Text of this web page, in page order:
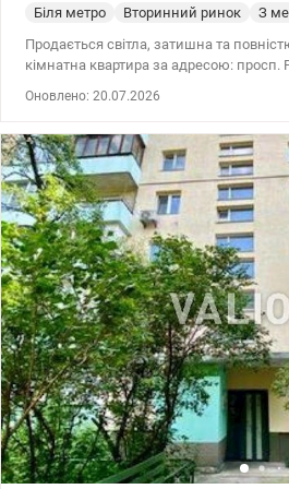
Біля метро Вторинний ринок З
Продається світла, затишна та
кімнатна квартира за адресою: просп.
приватного життя. ​Простора кухонна
все необхідне для сімейних вечерь.
бонус — великий засклений балкон:
кухні та зі спальні! Це мега-зручно та
Абсолютно готовий стан: Свіжий
замінено всю електрику (встановлено
пакетник/автомати у квартирі) та
лічильники на воду. ​Все залишається: Меблі та вся побутова
техніка переходять новому власнику.
угоди або одразу здавати в оренду й
​Комфортний 2-й поверх: Ідеально для
людей або тих, хто не любить залежати
два ліфти (пасажирський та великий
виходять у тихий, зелений двір. ​ Чудова транспортна розв'язка,
велика кількість маршрутів у різні
Лівобережна, Дарниця, Почайна —
громадському транспорті.
Оновлено: 20.07.2026